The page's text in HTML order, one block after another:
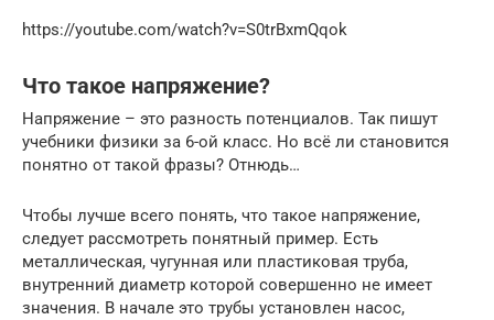
https://youtube.com/watch?v=S0trBxmQqok
Что такое напряжение?
Напряжение – это разность потенциалов. Так пишут
учебники физики за 6-ой класс. Но всё ли становится
понятно от такой фразы? Отнюдь…
Чтобы лучше всего понять, что такое напряжение,
следует рассмотреть понятный пример. Есть
металлическая, чугунная или пластиковая труба,
внутренний диаметр которой совершенно не имеет
значения. В начале это трубы установлен насос,